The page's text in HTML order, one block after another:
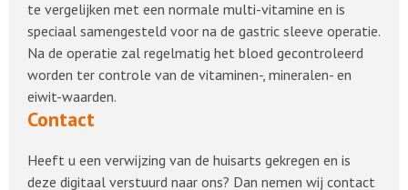
te vergelijken met een normale multi-vitamine en is
speciaal samengesteld voor na de gastric sleeve operatie.
Na de operatie zal regelmatig het bloed gecontroleerd
worden ter controle van de vitaminen-, mineralen- en
eiwit-waarden.
Contact
Heeft u een verwijzing van de huisarts gekregen en is
deze digitaal verstuurd naar ons? Dan nemen wij contact